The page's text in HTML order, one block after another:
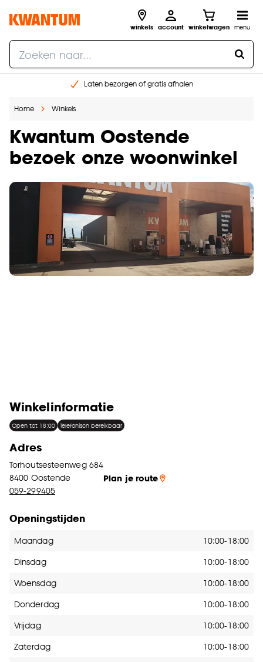
winkels account winkelwagen menu
Laten bezorgen of gratis afhalen
Gratis raam advies en opmeten aan huis
Home Winkels
Kwantum Oostende
bezoek onze woonwinkel
Winkelinformatie
Open tot 18:00 Telefonisch bereikbaar
Adres
Torhoutsesteenweg 684
8400 Oostende
059-299405
Plan je route
Openingstijden
Openingstijden
Maandag 10:00-18:00
Dinsdag 10:00-18:00
Woensdag 10:00-18:00
Donderdag 10:00-18:00
Vrijdag 10:00-18:00
Zaterdag 10:00-18:00